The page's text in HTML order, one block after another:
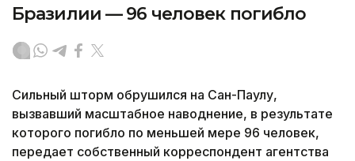
Бразилии — 96 человек погибло
Сильный шторм обрушился на Сан-Паулу,
вызвавший масштабное наводнение, в результате
которого погибло по меньшей мере 96 человек,
передает собственный корреспондент агентства